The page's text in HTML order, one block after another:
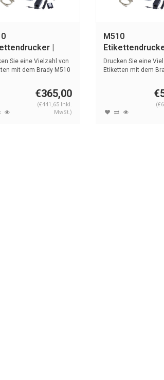
|
software
Sie eine Vielzahl von
mit dem Brady M510
€365,00
(€441,65 Inkl.
MwSt.)
M510
Advanced
Drucken Sie eine
Etiketten mit dem